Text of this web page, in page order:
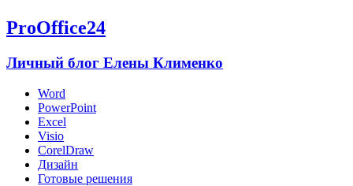
ProOffice24
Личный блог Елены Клименко
Word
PowerPoint
Excel
Visio
CorelDraw
Дизайн
Готовые решения